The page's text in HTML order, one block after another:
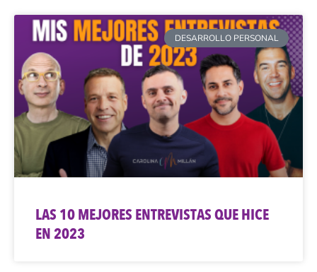
DESARROLLO PERSONAL
LAS 10 MEJORES ENTREVISTAS QUE HICE
EN 2023